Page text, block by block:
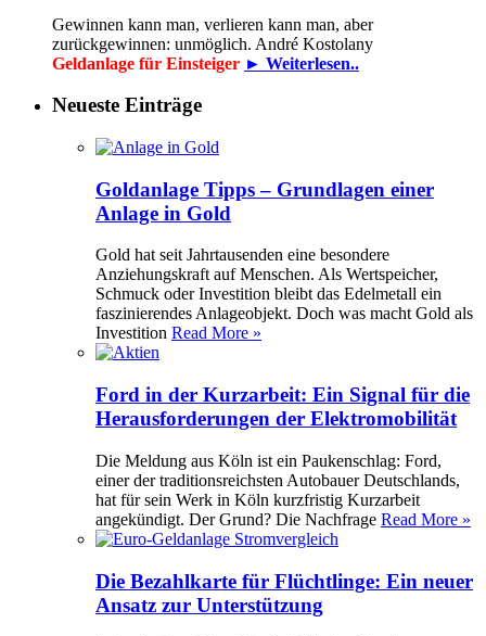
Gewinnen kann man, verlieren kann man, aber
zurückgewinnen: unmöglich. André Kostolany
Geldanlage für Einsteiger ► Weiterlesen..
Neueste Einträge
Goldanlage Tipps – Grundlagen einer
Anlage in Gold
Gold hat seit Jahrtausenden eine besondere
Anziehungskraft auf Menschen. Als Wertspeicher,
Schmuck oder Investition bleibt das Edelmetall ein
faszinierendes Anlageobjekt. Doch was macht Gold als
Investition Read More »
Ford in der Kurzarbeit: Ein Signal für die
Herausforderungen der Elektromobilität
Die Meldung aus Köln ist ein Paukenschlag: Ford,
einer der traditionsreichsten Autobauer Deutschlands,
hat für sein Werk in Köln kurzfristig Kurzarbeit
angekündigt. Der Grund? Die Nachfrage Read More »
Die Bezahlkarte für Flüchtlinge: Ein neuer
Ansatz zur Unterstützung